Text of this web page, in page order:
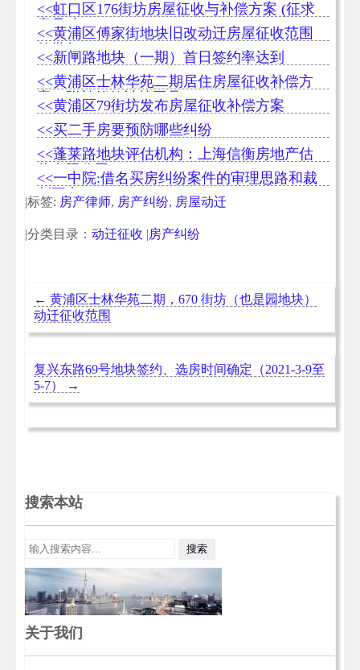
<<虹口区176街坊房屋征收与补偿方案 (征求
意见稿)
<<黄浦区傅家街地块旧改动迁房屋征收范围
的批复
<<新闸路地块（一期）首日签约率达到
98.08%
<<黄浦区士林华苑二期居住房屋征收补偿方
案（附补偿款计算工具）
<<黄浦区79街坊发布房屋征收补偿方案
<<买二手房要预防哪些纠纷
<<蓬莱路地块评估机构：上海信衡房地产估
价有限公司
<<一中院:借名买房纠纷案件的审理思路和裁
判要点
|标签: 房产律师, 房产纠纷, 房屋动迁
|分类目录： 动迁征收 |房产纠纷
← 黄浦区士林华苑二期，670 街坊（也是园地块）
动迁征收范围
复兴东路69号地块签约、选房时间确定（2021-3-9至
5-7）
→
搜索本站
关于我们